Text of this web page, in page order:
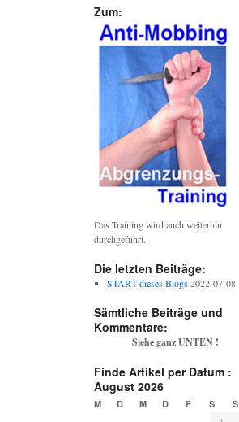
Zum:
Das Training wird auch weiterhin
durchgeführt.
Die letzten Beiträge:
START dieses Blogs 2022-07-08
Sämtliche Beiträge und
Kommentare:
Siehe ganz UNTEN !
Finde Artikel per Datum :
August 2026
M D M D F S S